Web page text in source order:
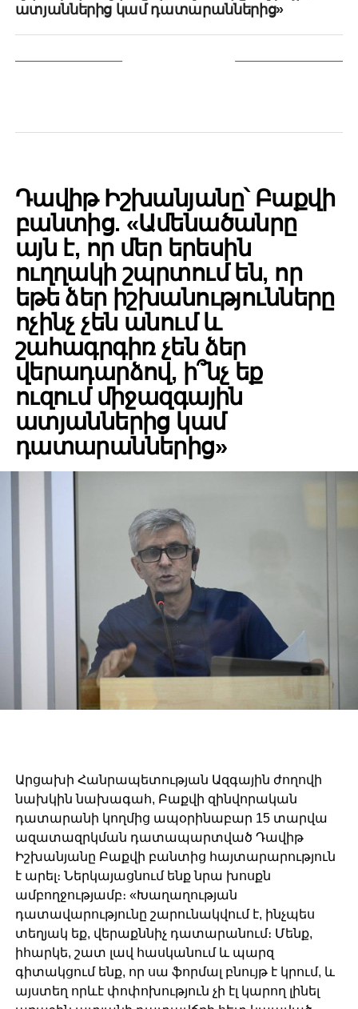
ատյաններից կամ դատարաններից»
Դավիթ Իշխանյանը՝ Բաքվի
բանտից. «Ամենածանրը
այն է, որ մեր երեսին
ուղղակի շպրտում են, որ
եթե ձեր իշխանությունները
ոչինչ չեն անում և
շահագրգիռ չեն ձեր
վերադարձով, ի՞նչ եք
ուզում միջազգային
ատյաններից կամ
դատարաններից»
Արցախի Հանրապետության Ազգային ժողովի
նախկին նախագահ, Բաքվի զինվորական
դատարանի կողմից ապօրինաբար 15 տարվա
ազատազրկման դատապարտված Դավիթ
Իշխանյանը Բաքվի բանտից հայտարարություն
է արել։ Ներկայացնում ենք նրա խոսքն
ամբողջությամբ։ «Խաղաղության
դատավարությունը շարունակվում է, ինչպես
տեղյակ եք, վերաքննիչ դատարանում։ Մենք,
իհարկե, շատ լավ հասկանում և պարզ
գիտակցում ենք, որ սա ֆորմալ բնույթ է կրում, և
այստեղ որևէ փոփոխություն չի էլ կարող լինել